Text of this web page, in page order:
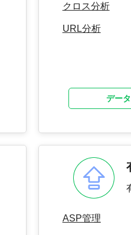
クロス分析
URL分析
デー
ASP管理